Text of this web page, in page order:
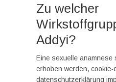
Zu welcher
Addyi?
Eine sexuelle anamnese
erhoben werden, cookie-
datenschutzerklärung